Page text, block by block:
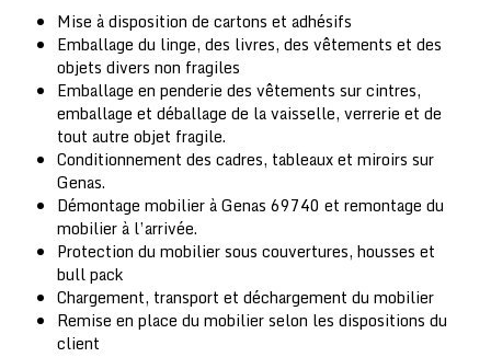
Mise à disposition de cartons et adhésifs
Emballage du linge, des livres, des vêtements et des
objets divers non fragiles
Emballage en penderie des vêtements sur cintres,
emballage et déballage de la vaisselle, verrerie et de
tout autre objet fragile.
Conditionnement des cadres, tableaux et miroirs sur
Genas.
Démontage mobilier à Genas 69740 et remontage du
mobilier à l’arrivée.
Protection du mobilier sous couvertures, housses et
bull pack
Chargement, transport et déchargement du mobilier
Remise en place du mobilier selon les dispositions du
client